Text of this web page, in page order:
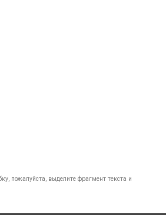
пожалуйста, выделите фрагмент текста и